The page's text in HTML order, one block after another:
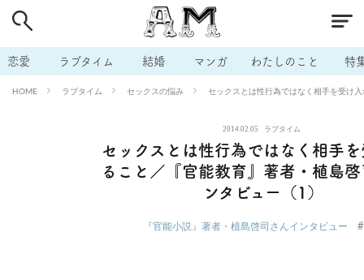
恋愛 ラブタイム 結婚 マンガ わたしのこと 特
HOME ラブタイム セックスの悩み セックスとは性行為ではなく相手を受け
2014.02.05 ラブタイム
セックスとは性行為ではなく相手
ること／『官能教育』著者・植島
ンタビュー（1）
『官能小説』著者・植島啓司さんインタビュー
# 男の本音 # セフレ # 不倫
# 出会う方法 # マッチングアプリ # ラブグッズ # 体の相